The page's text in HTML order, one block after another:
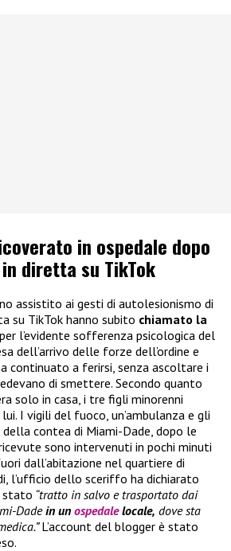
in ospedale dopo
diretta su TikTok
assistito ai gesti di autolesionismo di
su TikTok hanno subito chiamato la
l’evidente sofferenza psicologica del
dell’arrivo delle forze dell’ordine e
continuato a ferirsi, senza ascoltare i
di smettere. Secondo quanto
solo in casa, i tre figli minorenni
I vigili del fuoco, un’ambulanza e gli
contea di Miami-Dade, dopo le
sono intervenuti in pochi minuti
dall’abitazione nel quartiere di
l’ufficio dello sceriffo ha dichiarato
stato “tratto in salvo e trasportato dai
Dadein un ospedalelocale, dove sta
L’account del blogger è stato